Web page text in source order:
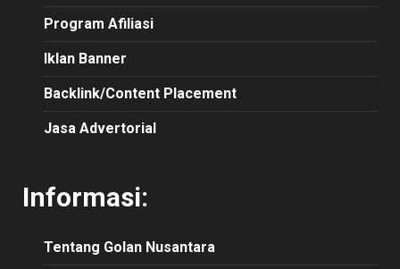
Program Afiliasi
Iklan Banner
Backlink/Content Placement
Jasa Advertorial
Informasi:
Tentang Golan Nusantara